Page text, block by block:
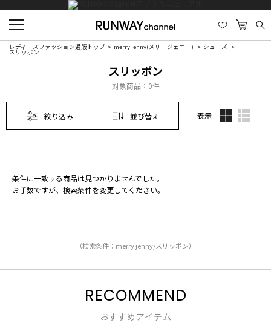
レディースファッション通販トップ merry jenny(メリージェニー) シューズ
スリッポン
スリッポン
対象商品： 0件
絞り込み 並び替え 表示
条件に一致する商品は見つかりませんでした。
お手数ですが、検索条件を変更してください。
（検索条件：merry jenny/スリッポン）
RECOMMEND
おすすめアイテム